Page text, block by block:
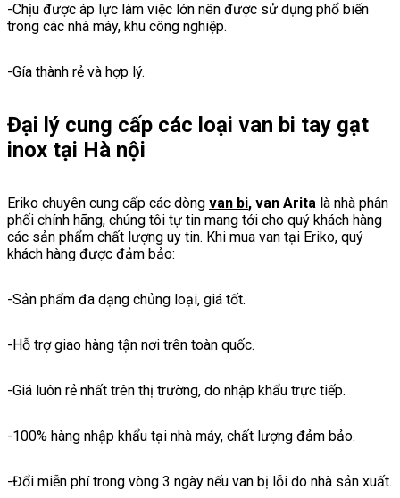
-Chịu được áp lực làm việc lớn nên được sử dụng phổ biến
trong các nhà máy, khu công nghiệp.
-Gía thành rẻ và hợp lý.
Đại lý cung cấp các loại van bi tay gạt
inox tại Hà nội
Eriko chuyên cung cấp các dòng van bi, van Arita là nhà phân
phối chính hãng, chúng tôi tự tin mang tới cho quý khách hàng
các sản phẩm chất lượng uy tin. Khi mua van tại Eriko, quý
khách hàng được đảm bảo:
-Sản phẩm đa dạng chủng loại, giá tốt.
-Hỗ trợ giao hàng tận nơi trên toàn quốc.
-Giá luôn rẻ nhất trên thị trường, do nhập khẩu trực tiếp.
-100% hàng nhập khẩu tại nhà máy, chất lượng đảm bảo.
-Đổi miễn phí trong vòng 3 ngày nếu van bị lỗi do nhà sản xuất.